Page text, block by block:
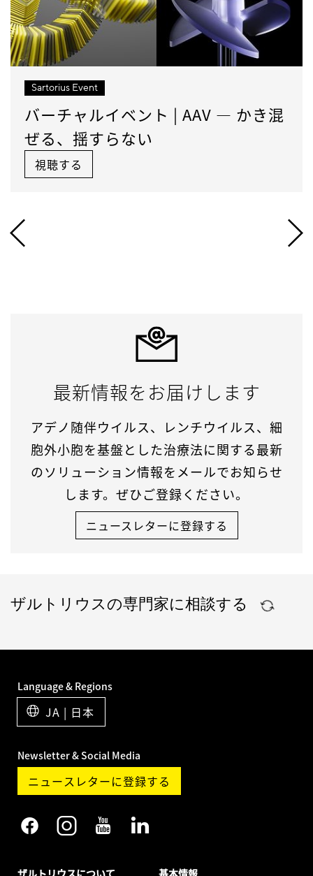
Sartorius Event
バーチャルイベント | AAV — かき混
ぜる、揺すらない
視聴する
最新情報をお届けします
アデノ随伴ウイルス、レンチウイルス、細
胞外小胞を基盤とした治療法に関する最新
のソリューション情報をメールでお知らせ
します。ぜひご登録ください。
ニュースレターに登録する
ザルトリウスの専門家に相談する
ザルトリウスについて 基本情報
Language & Regions
JA | 日本
Newsletter & Social Media
ニュースレターに登録する